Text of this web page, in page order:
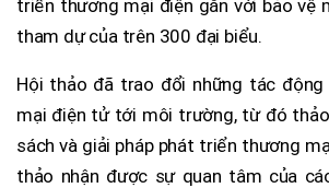
triển thương mại điện gắn với bảo vệ
tham dự của trên 300 đại biểu.
Hội thảo đã trao đổi những tác động
mại điện tử tới môi trường, từ đó
sách và giải pháp phát triển thương
thảo nhận được sự quan tâm của